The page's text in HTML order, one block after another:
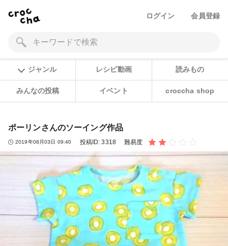
ログイン 会員登録
ジャンル レシピ動画 読みもの
みんなの投稿 イベント croccha shop
ポーリンさんのソーイング作品
2019年08月03日 09:40 投稿ID:3318 難易度